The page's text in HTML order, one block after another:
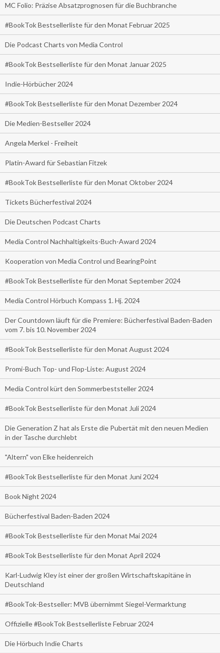
MC Folio: Präzise Absatzprognosen für die Buchbranche
#BookTok Bestsellerliste für den Monat Februar 2025
Die Podcast Charts von Media Control
#BookTok Bestsellerliste für den Monat Januar 2025
Indie-Hörbücher 2024
#BookTok Bestsellerliste für den Monat Dezember 2024
Die Medien-Bestseller 2024
Angela Merkel - Freiheit
Platin-Award für Sebastian Fitzek
#BookTok Bestsellerliste für den Monat Oktober 2024
Tickets Bücherfestival 2024
Die Deutschen Podcast Charts
Media Control Nachhaltigkeits-Buch-Award 2024
Kooperation von Media Control und BearingPoint
#BookTok Bestsellerliste für den Monat September 2024
Media Control Hörbuch Kompass 1. Hj. 2024
Der Countdown läuft für die Premiere: Bücherfestival Baden-Baden
vom 7. bis 10. November 2024
#BookTok Bestsellerliste für den Monat August 2024
Promi-Buch Top- und Flop-Liste: August 2024
Media Control kürt den Sommerbeststeller 2024
#BookTok Bestsellerliste für den Monat Juli 2024
Die Generation Z hat als Erste die Pubertät mit den neuen Medien
in der Tasche durchlebt
"Altern" von Elke heidenreich
#BookTok Bestsellerliste für den Monat Juni 2024
Book Night 2024
Bücherfestival Baden-Baden 2024
#BookTok Bestsellerliste für den Monat Mai 2024
#BookTok Bestsellerliste für den Monat April 2024
Karl-Ludwig Kley ist einer der großen Wirtschaftskapitäne in
Deutschland
#BookTok-Bestseller: MVB übernimmt Siegel-Vermarktung
Offizielle #BookTok Bestsellerliste Februar 2024
Die Hörbuch Indie Charts